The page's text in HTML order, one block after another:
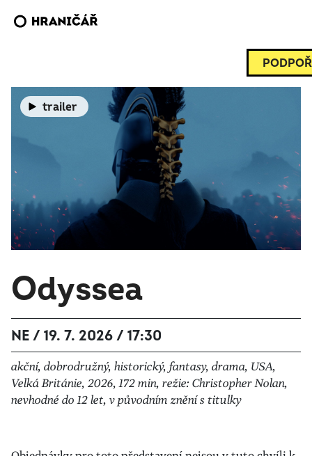
trailer
Odyssea
NE / 19. 7. 2026 / 17:30
akční, dobrodružný, historický, fantasy, drama, USA,
Velká Británie, 2026, 172 min, režie: Christopher Nolan,
nevhodné do 12 let, v původním znění s titulky